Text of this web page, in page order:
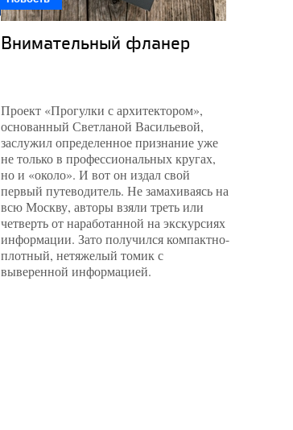
Внимательный фланер
Проект «Прогулки с архитектором»,
основанный Светланой Васильевой,
заслужил определенное признание уже
не только в профессиональных кругах,
но и «около». И вот он издал свой
первый путеводитель. Не замахиваясь на
всю Москву, авторы взяли треть или
четверть от наработанной на экскурсиях
информации. Зато получился компактно-
плотный, нетяжелый томик с
выверенной информацией.